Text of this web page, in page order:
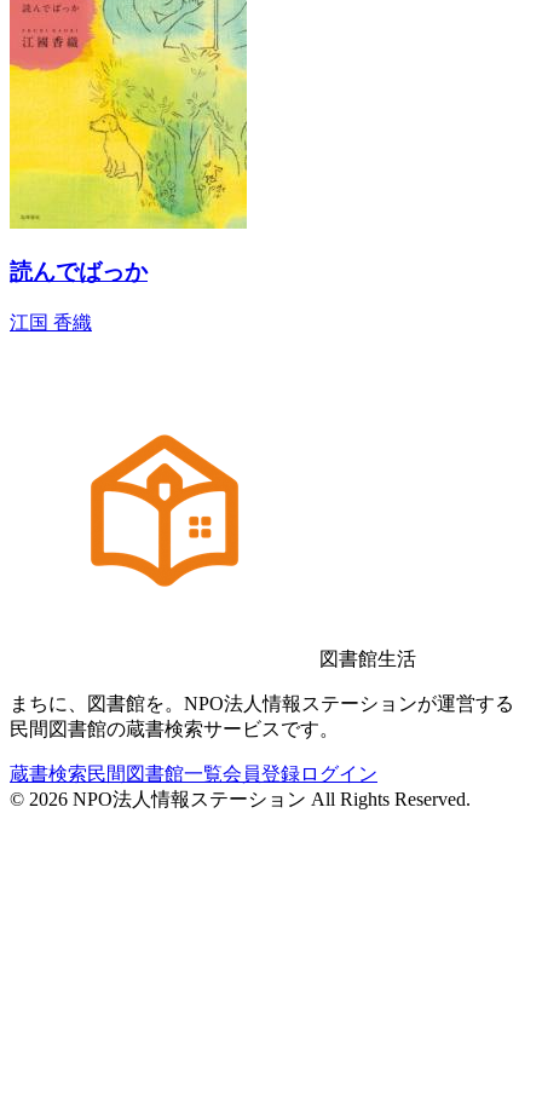
読んでばっか
江国 香織
図書館生活
まちに、図書館を。NPO法人情報ステーションが運営する
民間図書館の蔵書検索サービスです。
蔵書検索民間図書館一覧会員登録ログイン
© 2026 NPO法人情報ステーション All Rights Reserved.